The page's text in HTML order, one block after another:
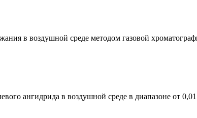
в воздушной среде методом газовой
ангидрида в воздушной среде в диапазоне от